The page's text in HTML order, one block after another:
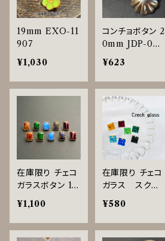
19mm EXO-11
907
¥1,030
コンチョボタン 2
0mm JDP-001
6
¥623
在庫限り チェコ
ガラスボタン 17
mm HPO1113
4〜11139
¥1,100
在庫限り チェコ
ガラス スクエ
アボタン◇17m
¥580